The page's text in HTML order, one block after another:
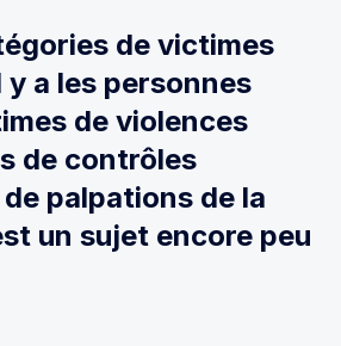
de victimes
a les personnes
de violences
de contrôles
palpations de la
un sujet encore peu